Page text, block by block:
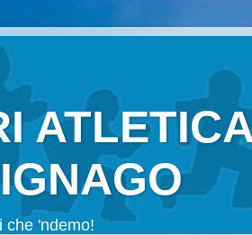
che 'ndemo!